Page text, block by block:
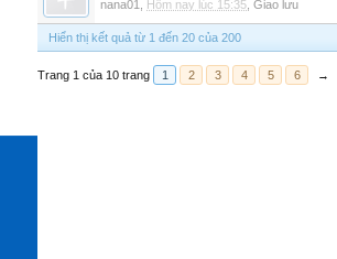
nana01 Hôm nay lúc 15:35 Giao lưu
Hiển thị kết quả từ 1 đến 20 của 200
Trang 1 của 10 trang 1 2 3 4 5 6 →